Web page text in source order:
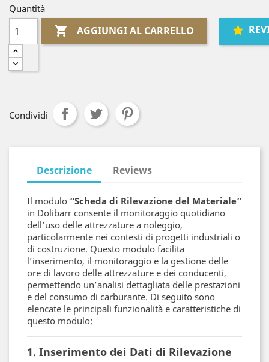
Quantità
 AGGIUNGI AL CARRELLO
Condividi
Descrizione Reviews
Il modulo “Scheda di Rilevazione del Materiale”
in Dolibarr consente il monitoraggio quotidiano
dell’uso delle attrezzature a noleggio,
particolarmente nei contesti di progetti industriali o
di costruzione. Questo modulo facilita
l’inserimento, il monitoraggio e la gestione delle
ore di lavoro delle attrezzature e dei conducenti,
permettendo un’analisi dettagliata delle prestazioni
e del consumo di carburante. Di seguito sono
elencate le principali funzionalità e caratteristiche di
questo modulo:
1. Inserimento dei Dati di Rilevazione